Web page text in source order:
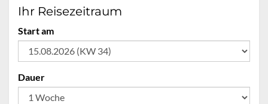
Ihr Reisezeitraum
Start am
Dauer